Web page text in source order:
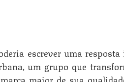
escrever uma
um grupo que
maior de sua